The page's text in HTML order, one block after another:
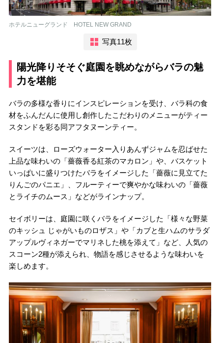
ホテルニューグランド HOTEL NEW GRAND
写真11枚
陽光降りそそぐ庭園を眺めながらバラの魅
力を堪能
バラの多様な香りにインスピレーションを受け、バラ科の食
材をふんだんに使用し創作したこだわりのメニューがティー
スタンドを彩る同アフタヌーンティー。
スイーツは、ローズウォーター入りあんずジャムを忍ばせた
上品な味わいの「薔薇香る紅茶のマカロン」や、バスケット
いっぱいに盛りつけたバラをイメージした「薔薇に見立てた
りんごのパニエ」、フルーティーで爽やかな味わいの「薔薇
とライチのムース」などがラインナップ。
セイボリーは、庭園に咲くバラをイメージした「様々な野菜
のキッシュ じゃがいものロザス」や「カブと生ハムのサラダ
アップルヴィネガーでマリネした桃を添えて」など、人気の
スコーン2種が添えられ、物語を感じさせるような味わいを
楽しめます。